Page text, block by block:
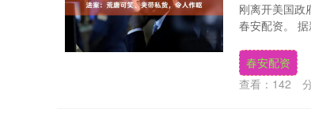
刚离开美国政
春安配资。
春安配资
查看： 142